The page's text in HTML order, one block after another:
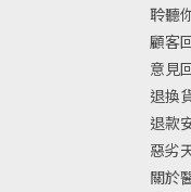
聆聽
顧客
意見
退換
退款
惡劣
關於